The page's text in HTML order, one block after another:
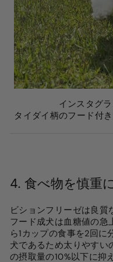
インスタグ
タイダイ柄のフード付
4. 食べ物を慎重
ビションフリーゼは良質
フード成犬は血糖値の急
ら1カップの食事を2回
犬であるため太りやすい
の摂取量の10%以下に抑